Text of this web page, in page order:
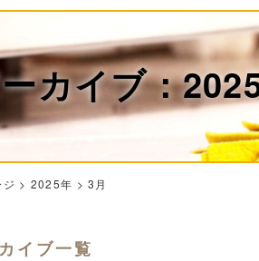
カイブ：
> 2025年 >3月
イブ一覧